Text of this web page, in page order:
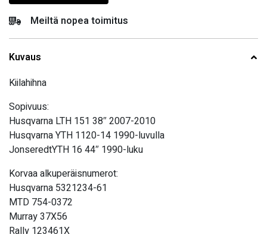
Meiltä nopea toimitus
Kuvaus
Kiilahihna
Sopivuus:
Husqvarna LTH 151 38″ 2007-2010
Husqvarna YTH 1120-14 1990-luvulla
JonseredtYTH 16 44″ 1990-luku
Korvaa alkuperäisnumerot:
Husqvarna 5321234-61
MTD 754-0372
Murray 37X56
Rally 123461X